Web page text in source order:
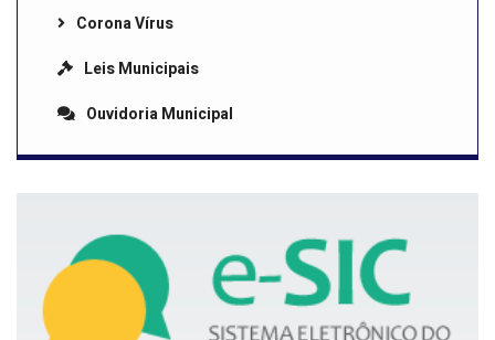
Corona Vírus
Leis Municipais
Ouvidoria Municipal